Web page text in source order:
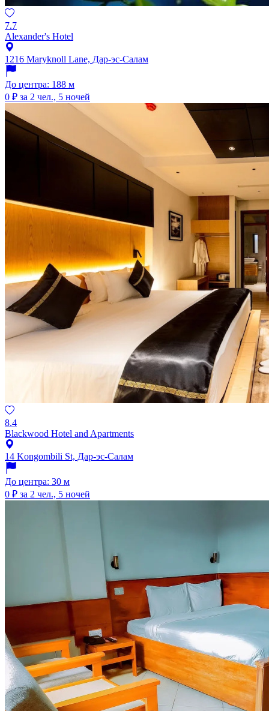
7.7
Alexander's Hotel
1216 Maryknoll Lane, Дар-эс-Салам
До центра: 188 м
0 ₽ за 2 чел., 5 ночей
8.4
Blackwood Hotel and Apartments
14 Kongombili St, Дар-эс-Салам
До центра: 30 м
0 ₽ за 2 чел., 5 ночей